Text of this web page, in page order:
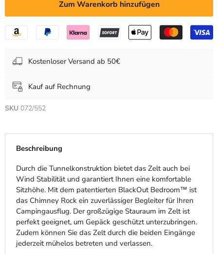
Zum Warenkorb hinzufügen
Kostenloser Versand ab 50€
Kauf auf Rechnung
SKU 072/552
Beschreibung
Durch die Tunnelkonstruktion bietet das Zelt auch bei
Wind Stabilität und garantiert Ihnen eine komfortable
Sitzhöhe. Mit dem patentierten BlackOut Bedroom™ ist
das Chimney Rock ein zuverlässiger Begleiter für Ihren
Campingausflug. Der großzügige Stauraum im Zelt ist
perfekt geeignet, um Gepäck geschützt unterzubringen.
Zudem können Sie das Zelt durch die beiden Eingänge
jederzeit mühelos betreten und verlassen.